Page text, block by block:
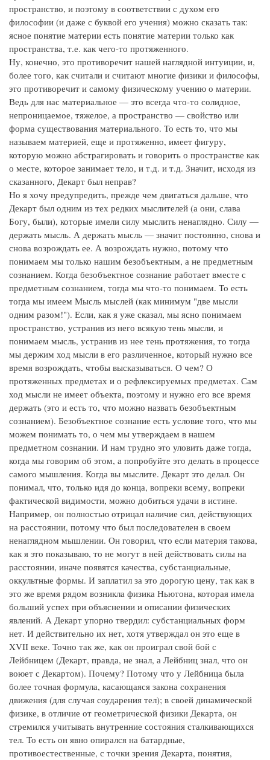
пространство, и поэтому в соответствии с духом его
философии (и даже с буквой его учения) можно сказать так:
ясное понятие материи есть понятие материи только как
пространства, т.е. как чего-то протяженного.
Ну, конечно, это противоречит нашей наглядной интуиции, и,
более того, как считали и считают многие физики и философы,
это противоречит и самому физическому учению о материи.
Ведь для нас материальное — это всегда что-то солидное,
непроницаемое, тяжелое, а пространство — свойство или
форма существования материального. То есть то, что мы
называем материей, еще и протяженно, имеет фигуру,
которую можно абстрагировать и говорить о пространстве как
о месте, которое занимает тело, и т.д. и т.д. Значит, исходя из
сказанного, Декарт был неправ?
Но я хочу предупредить, прежде чем двигаться дальше, что
Декарт был одним из тех редких мыслителей (а они, слава
Богу, были), которые имели силу мыслить ненаглядно. Силу —
держать мысль. А держать мысль — значит постоянно, снова и
снова возрождать ее. А возрождать нужно, потому что
понимаем мы только нашим безобъектным, а не предметным
сознанием. Когда безобъектное сознание работает вместе с
предметным сознанием, тогда мы что-то понимаем. То есть
тогда мы имеем Мысль мыслей (как минимум "две мысли
одним разом!"). Если, как я уже сказал, мы ясно понимаем
пространство, устранив из него всякую тень мысли, и
понимаем мысль, устранив из нее тень протяжения, то тогда
мы держим ход мысли в его различенное, который нужно все
время возрождать, чтобы высказываться. О чем? О
протяженных предметах и о рефлексируемых предметах. Сам
ход мысли не имеет объекта, поэтому и нужно его все время
держать (это и есть то, что можно назвать безобъектным
сознанием). Безобъектное сознание есть условие того, что мы
можем понимать то, о чем мы утверждаем в нашем
предметном сознании. И нам трудно это уловить даже тогда,
когда мы говорим об этом, а попробуйте это делать в процессе
самого мышления. Когда вы мыслите. Декарт это делал. Он
понимал, что, только идя до конца, вопреки всему, вопреки
фактической видимости, можно добиться удачи в истине.
Например, он полностью отрицал наличие сил, действующих
на расстоянии, потому что был последователен в своем
ненаглядном мышлении. Он говорил, что если материя такова,
как я это показываю, то не могут в ней действовать силы на
расстоянии, иначе появятся качества, субстанциальные,
оккультные формы. И заплатил за это дорогую цену, так как в
это же время рядом возникла физика Ньютона, которая имела
больший успех при объяснении и описании физических
явлений. А Декарт упорно твердил: субстанциальных форм
нет. И действительно их нет, хотя утверждал он это еще в
XVII веке. Точно так же, как он проиграл свой бой с
Лейбницем (Декарт, правда, не знал, а Лейбниц знал, что он
воюет с Декартом). Почему? Потому что у Лейбница была
более точная формула, касающаяся закона сохранения
движения (для случая соударения тел); в своей динамической
физике, в отличие от геометрической физики Декарта, он
стремился учитывать внутренние состояния сталкивающихся
тел. То есть он явно опирался на батардные,
противоестественные, с точки зрения Декарта, понятия,